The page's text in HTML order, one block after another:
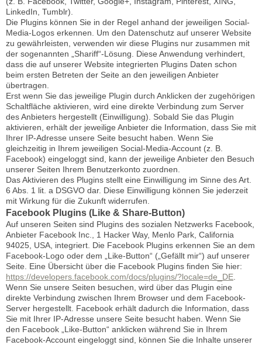
LinkedIn, Tumblr).
Die Plugins können Sie in der Regel anhand der jeweiligen Social-
Media-Logos erkennen. Um den Datenschutz auf unserer Website
zu gewährleisten, verwenden wir diese Plugins nur zusammen mit
der sogenannten „Shariff“-Lösung. Diese Anwendung verhindert,
dass die auf unserer Website integrierten Plugins Daten schon
beim ersten Betreten der Seite an den jeweiligen Anbieter
übertragen.
Erst wenn Sie das jeweilige Plugin durch Anklicken der zugehörigen
Schaltfläche aktivieren, wird eine direkte Verbindung zum Server
des Anbieters hergestellt (Einwilligung). Sobald Sie das Plugin
aktivieren, erhält der jeweilige Anbieter die Information, dass Sie mit
Ihrer IP-Adresse unsere Seite besucht haben. Wenn Sie
gleichzeitig in Ihrem jeweiligen Social-Media-Account (z. B.
Facebook) eingeloggt sind, kann der jeweilige Anbieter den Besuch
unserer Seiten Ihrem Benutzerkonto zuordnen.
Das Aktivieren des Plugins stellt eine Einwilligung im Sinne des Art.
6 Abs. 1 lit. a DSGVO dar. Diese Einwilligung können Sie jederzeit
mit Wirkung für die Zukunft widerrufen.
Facebook Plugins (Like & Share-Button)
Auf unseren Seiten sind Plugins des sozialen Netzwerks Facebook,
Anbieter Facebook Inc., 1 Hacker Way, Menlo Park, California
94025, USA, integriert. Die Facebook Plugins erkennen Sie an dem
Facebook-Logo oder dem „Like-Button“ („Gefällt mir“) auf unserer
Seite. Eine Übersicht über die Facebook Plugins finden Sie hier:
https://developers.facebook.com/docs/plugins/?locale=de_DE
Wenn Sie unsere Seiten besuchen, wird über das Plugin eine
direkte Verbindung zwischen Ihrem Browser und dem Facebook-
Server hergestellt. Facebook erhält dadurch die Information, dass
Sie mit Ihrer IP-Adresse unsere Seite besucht haben. Wenn Sie
den Facebook „Like-Button“ anklicken während Sie in Ihrem
Facebook-Account eingeloggt sind, können Sie die Inhalte unserer